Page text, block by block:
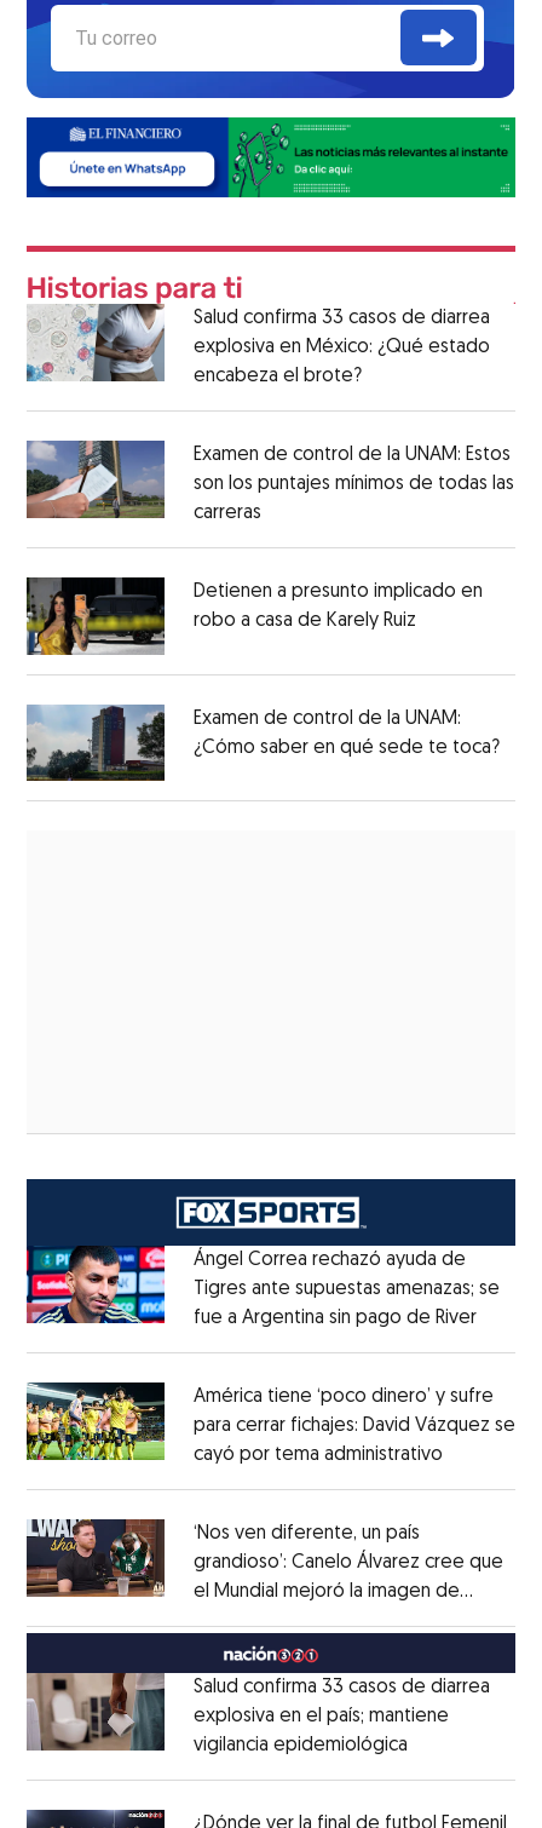
Salud confirma 33 casos de diarrea
explosiva en México: ¿Qué estado
encabeza el brote?
Examen de control de la UNAM: Estos
son los puntajes mínimos de todas las
carreras
Detienen a presunto implicado en
robo a casa de Karely Ruiz
Examen de control de la UNAM:
¿Cómo saber en qué sede te toca?
Ángel Correa rechazó ayuda de
Tigres ante supuestas amenazas; se
fue a Argentina sin pago de RiverOpens
América tiene ‘poco dinero’ y sufre
para cerrar fichajes: David Vázquez se
cayó por tema administrativo
‘Nos ven diferente, un país
grandioso’: Canelo Álvarez cree que
el Mundial mejoró la imagen de
MéxicoOpens in new window
Salud confirma 33 casos de diarrea
explosiva en el país; mantiene
vigilancia epidemiológica